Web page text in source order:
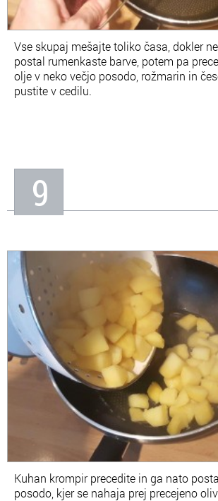
Vse skupaj mešajte toliko časa, dokler
postal rumenkaste barve, potem pa
olje v neko večjo posodo, rožmarin in
pustite v cedilu.
9
Kuhan krompir precedite in ga nato
posodo, kjer se nahaja prej precejeno